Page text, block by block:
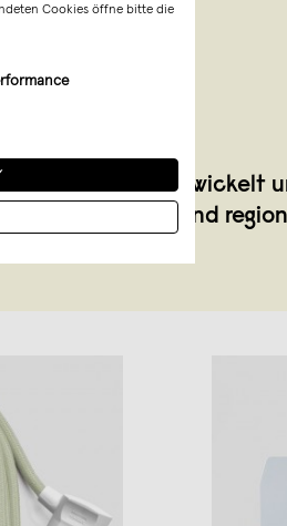
Njustudio entwickelt
einzigartige und
Cookies öffne bitte die